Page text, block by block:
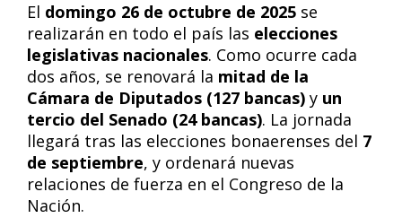
El domingo 26 de octubre de 2025 se
realizarán en todo el país las elecciones
legislativas nacionales. Como ocurre cada
dos años, se renovará la mitad de la
Cámara de Diputados (127 bancas) y un
tercio del Senado (24 bancas). La jornada
llegará tras las elecciones bonaerenses del 7
de septiembre, y ordenará nuevas
relaciones de fuerza en el Congreso de la
Nación.